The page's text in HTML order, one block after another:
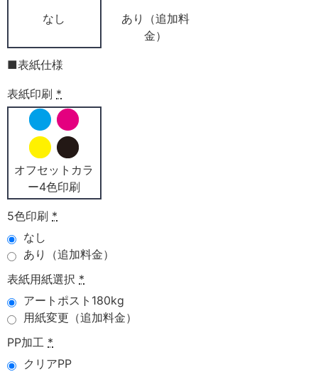
なし
あり（追加料
金）
■表紙仕様
表紙印刷 *
オフセットカラ
ー4色印刷
5色印刷 *
なし
あり（追加料金）
表紙用紙選択 *
アートポスト180kg
用紙変更（追加料金）
PP加工 *
クリアPP